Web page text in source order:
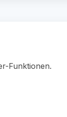
Funktionen.